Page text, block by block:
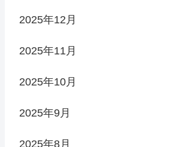
2025年12月
2025年11月
2025年10月
2025年9月
2025年8月